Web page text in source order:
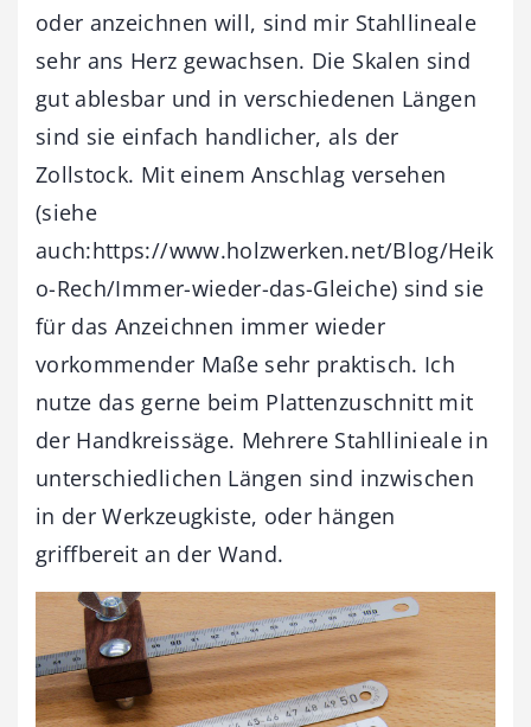
oder anzeichnen will, sind mir Stahllineale
sehr ans Herz gewachsen. Die Skalen sind
gut ablesbar und in verschiedenen Längen
sind sie einfach handlicher, als der
Zollstock. Mit einem Anschlag versehen
(siehe
auch:https://www.holzwerken.net/Blog/Heik
o-Rech/Immer-wieder-das-Gleiche) sind sie
für das Anzeichnen immer wieder
vorkommender Maße sehr praktisch. Ich
nutze das gerne beim Plattenzuschnitt mit
der Handkreissäge. Mehrere Stahllinieale in
unterschiedlichen Längen sind inzwischen
in der Werkzeugkiste, oder hängen
griffbereit an der Wand.